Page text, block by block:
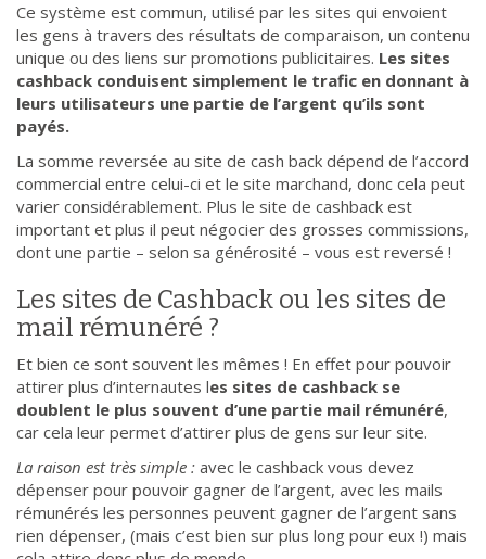
Ce système est commun, utilisé par les sites qui envoient
les gens à travers des résultats de comparaison, un contenu
unique ou des liens sur promotions publicitaires. Les sites
cashback conduisent simplement le trafic en donnant à
leurs utilisateurs une partie de l’argent qu’ils sont
payés.
La somme reversée au site de cash back dépend de l’accord
commercial entre celui-ci et le site marchand, donc cela peut
varier considérablement. Plus le site de cashback est
important et plus il peut négocier des grosses commissions,
dont une partie – selon sa générosité – vous est reversé !
Les sites de Cashback ou les sites de
mail rémunéré ?
Et bien ce sont souvent les mêmes ! En effet pour pouvoir
attirer plus d’internautes les sites de cashback se
doublent le plus souvent d’une partie mail rémunéré,
car cela leur permet d’attirer plus de gens sur leur site.
La raison est très simple : avec le cashback vous devez
dépenser pour pouvoir gagner de l’argent, avec les mails
rémunérés les personnes peuvent gagner de l’argent sans
rien dépenser, (mais c’est bien sur plus long pour eux !) mais